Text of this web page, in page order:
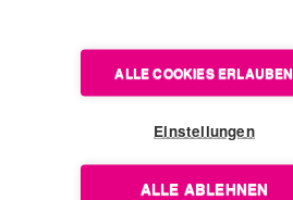
ALLE COOKIES ERLAUBEN
Einstellungen
ALLE ABLEHNEN